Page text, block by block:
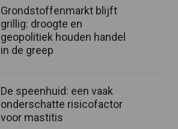
Grondstoffenmarkt blijft
grillig: droogte en
geopolitiek houden handel
in de greep
De speenhuid: een vaak
onderschatte risicofactor
voor mastitis